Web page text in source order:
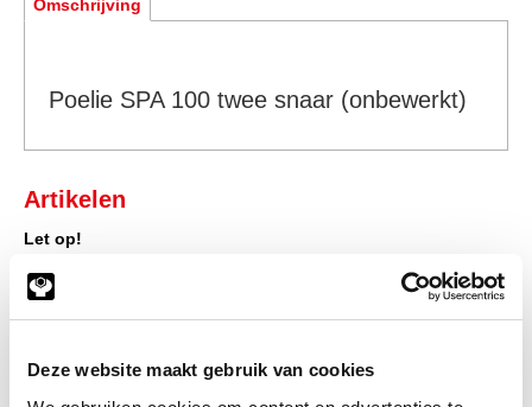
Deze website maakt gebruik van cookies
Omschrijving
Poelie SPA 100 twee snaar (onbewerkt)
Artikelen
Let op!
te verkrijgen tot de winkelwagen, waarna u direct uw bestelling
af kunt ronden.